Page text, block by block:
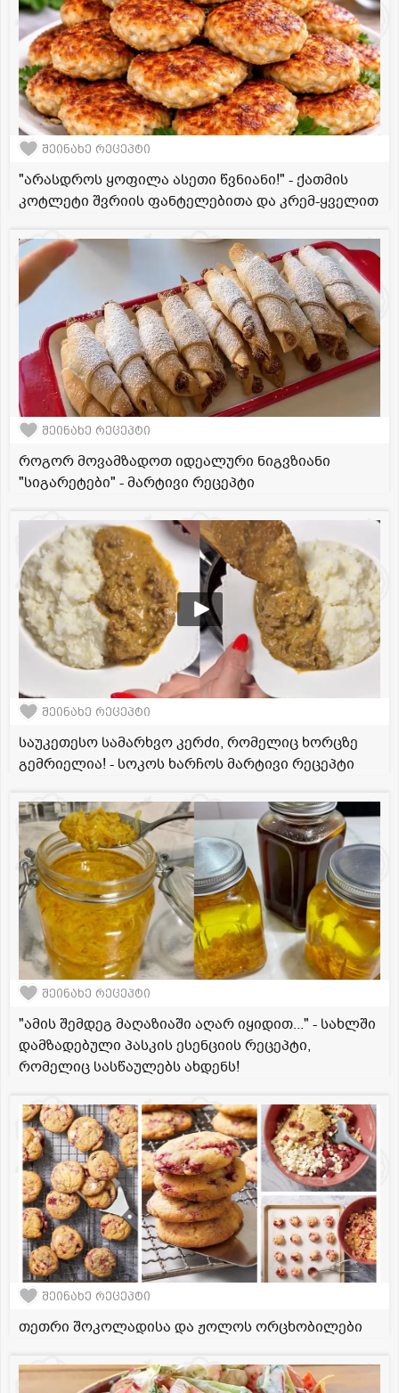
შეინახე რეცეპტი
"არასდროს ყოფილა ასეთი წვნიანი!" - ქათმის
კოტლეტი შვრიის ფანტელებითა და კრემ-ყველით
შეინახე რეცეპტი
როგორ მოვამზადოთ იდეალური ნიგვზიანი
"სიგარეტები" - მარტივი რეცეპტი
შეინახე რეცეპტი
საუკეთესო სამარხვო კერძი, რომელიც ხორცზე
გემრიელია! - სოკოს ხარჩოს მარტივი რეცეპტი
შეინახე რეცეპტი
"ამის შემდეგ მაღაზიაში აღარ იყიდით..." - სახლში
დამზადებული პასკის ესენციის რეცეპტი,
რომელიც სასწაულებს ახდენს!
შეინახე რეცეპტი
თეთრი შოკოლადისა და ჟოლოს ორცხობილები